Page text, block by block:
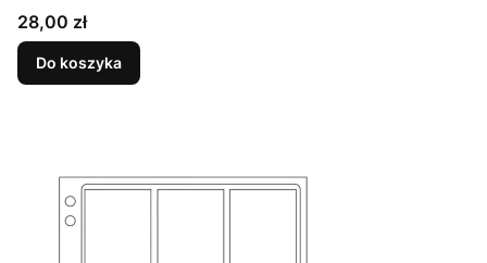
Cena
28,00 zł
Do koszyka